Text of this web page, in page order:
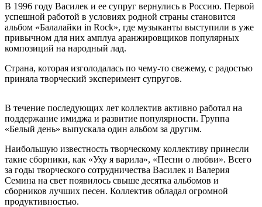
В 1996 году Василек и ее супруг вернулись в Россию. Первой
успешной работой в условиях родной страны становится
альбом «Балалайки in Rock», где музыканты выступили в уже
привычном для них амплуа аранжировщиков популярных
композиций на народный лад.
Страна, которая изголодалась по чему-то свежему, с радостью
приняла творческий эксперимент супругов.
В течение последующих лет коллектив активно работал на
поддержание имиджа и развитие популярности. Группа
«Белый день» выпускала один альбом за другим.
Наибольшую известность творческому коллективу принесли
такие сборники, как «Уху я варила», «Песни о любви». Всего
за годы творческого сотрудничества Василек и Валерия
Семина на свет появилось свыше десятка альбомов и
сборников лучших песен. Коллектив обладал огромной
продуктивностью.